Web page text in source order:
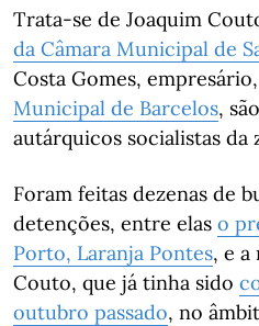
Trata-se de Joaquim
da Câmara Municipal de
Costa Gomes, empresário,
Municipal de Barcelos,
autárquicos socialistas da
Foram feitas dezenas de
detenções, entre elas o
Porto, Laranja Pontes, e a
Couto, que já tinha sido
outubro passado, no